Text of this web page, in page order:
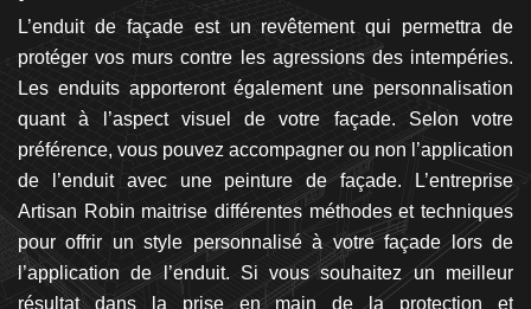
L’enduit de façade est un revêtement qui permettra de
protéger vos murs contre les agressions des intempéries.
Les enduits apporteront également une personnalisation
quant à l’aspect visuel de votre façade. Selon votre
préférence, vous pouvez accompagner ou non l’application
de l’enduit avec une peinture de façade. L’entreprise
Artisan Robin maitrise différentes méthodes et techniques
pour offrir un style personnalisé à votre façade lors de
l’application de l’enduit. Si vous souhaitez un meilleur
résultat dans la prise en main de la protection et